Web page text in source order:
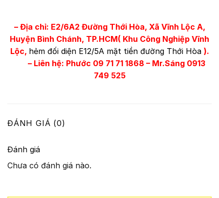
– Địa chỉ: E2/6A2 Đường Thới Hòa, Xã Vĩnh Lộc A,
Huyện Bình Chánh, TP.HCM( Khu Công Nghiệp Vĩnh
Lộc, hẻm đối diện E12/5A mặt tiền đường Thới Hòa ).
– Liên hệ: Phước 09 71 71 1868 – Mr.Sáng 0913
749 525
ĐÁNH GIÁ (0)
Đánh giá
Chưa có đánh giá nào.